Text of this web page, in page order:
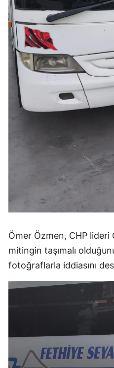
Ömer Özmen, CHP
mitingin taşımalı
fotoğraflarla iddiasını